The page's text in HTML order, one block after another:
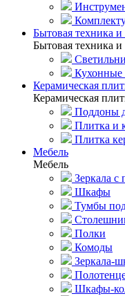
Бытовая техника
Бытовая техника
Кухонные
Керамическая
Керамическая
Поддоны
Плитка и
Плитка
Мебель
Мебель
Зеркала с
Шкафы
Тумбы
Полки
Комоды
Зеркала-
Шкафы-